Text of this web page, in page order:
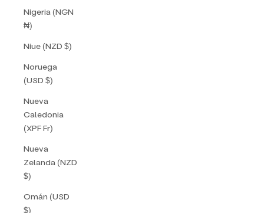
Nigeria (NGN
₦)
Niue (NZD $)
Noruega
(USD $)
Nueva
Caledonia
(XPF Fr)
Nueva
Zelanda (NZD
$)
Omán (USD
$)